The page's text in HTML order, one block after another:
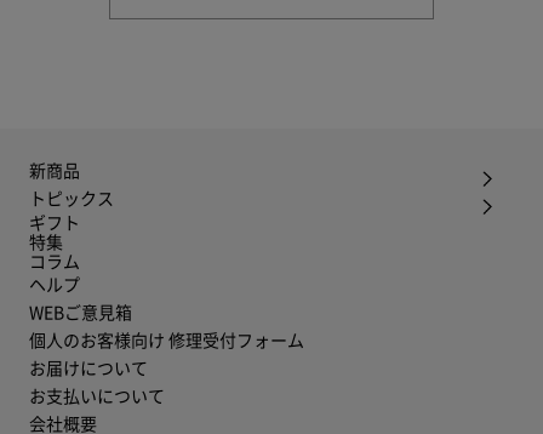
新商品
トピックス
ギフト
特集
コラム
ヘルプ
WEBご意見箱
個人のお客様向け 修理受付フォーム
お届けについて
お支払いについて
会社概要